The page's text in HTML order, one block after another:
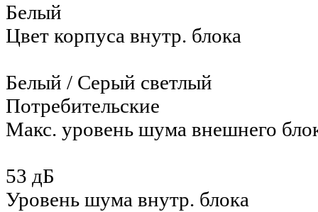
Белый
Цвет корпуса внутр. блока
Белый / Серый светлый
Потребительские
Макс. уровень шума внешнего
53 дБ
Уровень шума внутр. блока